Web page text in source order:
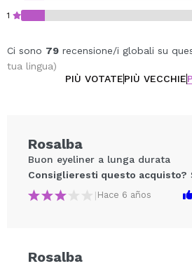
1
Ci sono 79 recensione/i globali su
tua lingua)
PIÙ VOTATEPIÙ VECCHIE
Rosalba
Buon eyeliner a lunga durata
Consiglieresti questo acquisto?
| Hace 6 años
Rosalba